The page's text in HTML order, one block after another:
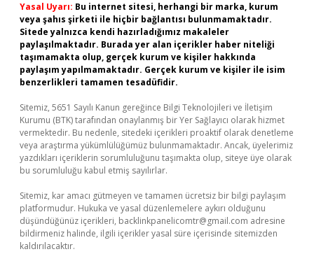
Yasal Uyarı: Bu internet sitesi, herhangi bir marka, kurum
veya şahıs şirketi ile hiçbir bağlantısı bulunmamaktadır.
Sitede yalnızca kendi hazırladığımız makaleler
paylaşılmaktadır. Burada yer alan içerikler haber niteliği
taşımamakta olup, gerçek kurum ve kişiler hakkında
paylaşım yapılmamaktadır. Gerçek kurum ve kişiler ile isim
benzerlikleri tamamen tesadüfidir.
Sitemiz, 5651 Sayılı Kanun gereğince Bilgi Teknolojileri ve İletişim
Kurumu (BTK) tarafından onaylanmış bir Yer Sağlayıcı olarak hizmet
vermektedir. Bu nedenle, sitedeki içerikleri proaktif olarak denetleme
veya araştırma yükümlülüğümüz bulunmamaktadır. Ancak, üyelerimiz
yazdıkları içeriklerin sorumluluğunu taşımakta olup, siteye üye olarak
bu sorumluluğu kabul etmiş sayılırlar.
Sitemiz, kar amacı gütmeyen ve tamamen ücretsiz bir bilgi paylaşım
platformudur. Hukuka ve yasal düzenlemelere aykırı olduğunu
düşündüğünüz içerikleri, backlinkpanelicomtr@gmail.com adresine
bildirmeniz halinde, ilgili içerikler yasal süre içerisinde sitemizden
kaldırılacaktır.